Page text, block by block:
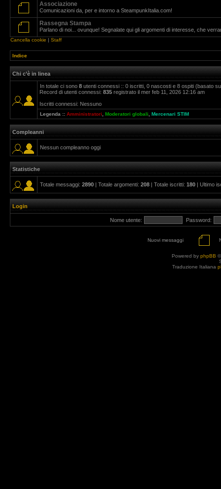
Associazione
Comunicazioni da, per e intorno a SteampunkItalia.com!
Rassegna Stampa
Parlano di noi... ovunque! Segnalate qui gli argomenti di interesse, che
Cancella cookie | Staff
Indice
Chi c’è in linea
In totale ci sono 8 utenti connessi :: 0 iscritti, 0 nascosti e 8 ospiti (basato
Record di utenti connessi: 835 registrato il mer feb 11, 2026 12:16 am
Iscritti connessi: Nessuno
Legenda :: Amministratori Moderatori globali Mercenari STIM
Compleanni
Nessun compleanno oggi
Statistiche
Totale messaggi: 2890 | Totale argomenti: 208 | Totale iscritti: 180 | Ultimo
Login
Nome utente: Password:
Nuovi messaggi
Powered by phpBB
Traduzione Italiana